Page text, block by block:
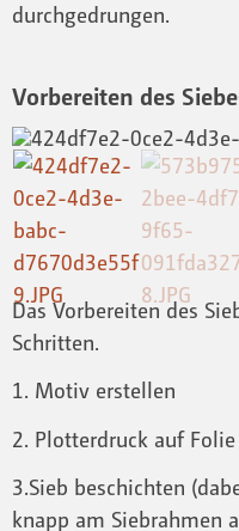
durchgedrungen.
Vorbereiten des
Das Vorbereiten des
Schritten.
1. Motiv erstellen
2. Plotterdruck auf
3.Sieb beschichten
knapp am Siebrahmen